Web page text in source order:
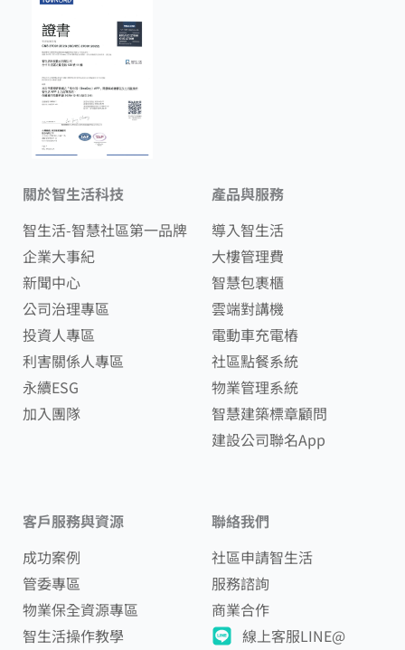
關於智生活科技
智生活-智慧社區第一品牌
企業大事紀
新聞中心
公司治理專區
投資人專區
利害關係人專區
永續ESG
加入團隊
產品與服務
導入智生活
大樓管理費
智慧包裹櫃
雲端對講機
電動車充電樁
社區點餐系統
物業管理系統
智慧建築標章顧問
建設公司聯名App
客戶服務與資源
成功案例
管委專區
物業保全資源專區
智生活操作教學
聯絡我們
社區申請智生活
服務諮詢
商業合作
線上客服LINE@